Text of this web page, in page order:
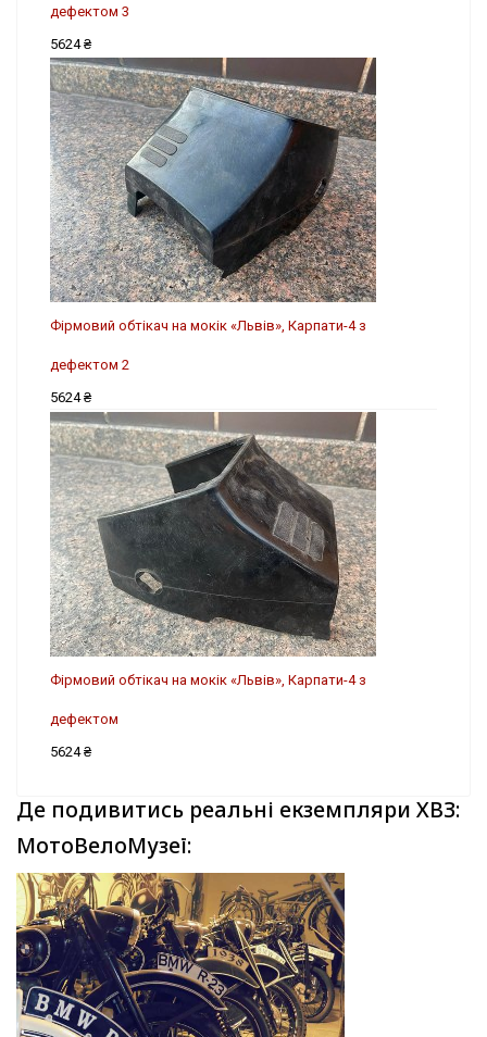
дефектом 3
5624 ₴
Фірмовий обтікач на мокік «Львів», Карпати-4 з
дефектом 2
5624 ₴
Фірмовий обтікач на мокік «Львів», Карпати-4 з
дефектом
5624 ₴
Де подивитись реальні екземпляри ХВЗ:
МотоВелоМузеї: